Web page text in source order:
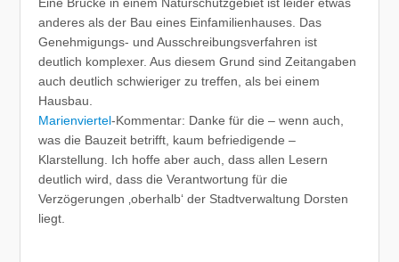
anderes als der Bau eines Einfamilienhauses. Das
Genehmigungs- und Ausschreibungsverfahren ist
deutlich komplexer. Aus diesem Grund sind Zeitangaben
auch deutlich schwieriger zu treffen, als bei einem
Hausbau.
Marienviertel-Kommentar: Danke für die – wenn auch,
was die Bauzeit betrifft, kaum befriedigende –
Klarstellung. Ich hoffe aber auch, dass allen Lesern
deutlich wird, dass die Verantwortung für die
Verzögerungen ‚oberhalb‘ der Stadtverwaltung Dorsten
liegt.